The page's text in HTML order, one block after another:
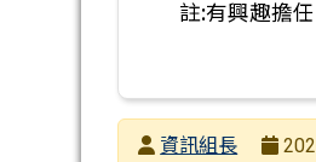
註:有興趣擔
發布者資訊組長